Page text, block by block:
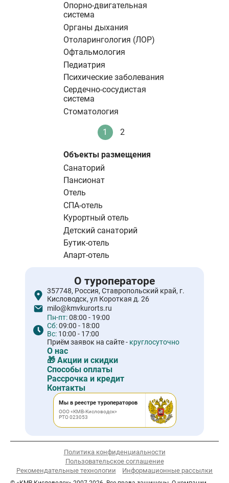
Опорно-двигательная
система
Органы дыхания
Отоларингология (ЛОР)
Офтальмология
Педиатрия
Психические заболевания
Сердечно-сосудистая
система
Стоматология
Нумерация
страниц Текущая
1 Стандартное
2
Объекты размещения
Санаторий
Пансионат
Отель
СПА-отель
Курортный отель
Детский санаторий
Бутик-отель
Апарт-отель
О туроператоре
357748, Россия, Ставропольский край, г.
Кисловодск, ул Короткая д. 26
milo@kmvkurorts.ru
Пн-пт:08:00 - 19:00
Сб:09:00 - 18:00
Вс: 10:00 - 17:00
Приём заявок на сайте - круглосуточно
О нас
🎁 Акции и скидки
Способы оплаты
Рассрочка и кредит
Контакты
Мы в реестре туроператоров
ООО «КМВ-Кисловодск»
РТО 023053
Политика конфиденциальности
Пользовательское соглашение
Рекомендательные технологии
Информационные рассылки